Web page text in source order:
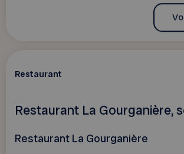
Restaurant
Restaurant La Gourganière,
Restaurant La Gourganière